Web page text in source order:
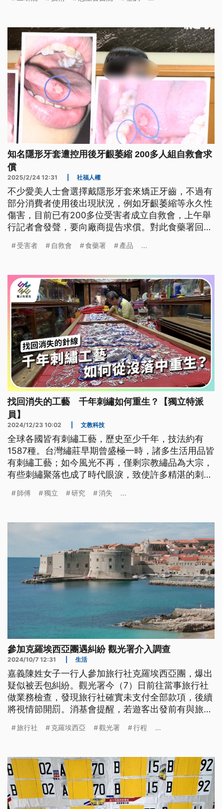
革命的關鍵。
知名隱形牙套遭控用後牙齦萎縮 200多人組自救會求
償
2025/2/24 12:31 社福人權
不少愛美人士會選擇戴隱形牙套來矯正牙齒，不過有
部分消費者使用後出現狀況，例如牙齦萎縮等永久性
傷害，目前已有200多位受害者成立自救會，上午舉
行記者會發聲，要向廠商提告求償。對此食藥署回應
請所轄衛生局協助調查釐清，將依法辦理。
受害者 自救會 食藥署 產品 ...
找回消失的工藝 千年刺繡如何重生？【獨立特派
員】
2024/12/23 10:02 文教科技
全球各國皆有刺繡工藝，歷史至少千年，技法約有
1587種。台灣繡莊早期曾盛極一時，諸多生活用品皆
有刺繡工藝；如今風光不再，僅剩宗教繡品為大宗，
有些刺繡聚落也成了時代眼淚，致使許多精湛的刺繡
升學導向的教育思維，以及當代民眾有無領略到刺繡
師傅 獨立 研究 消失 ...
參加克羅埃西亞團遇糾紛 觀光署介入調查
2024/10/7 12:31 生活
嘉義陳姓女子一行人參加旅行社克羅埃西亞團，爆出
疑似被丟包糾紛。觀光署今（7）日前往當事旅行社
做業務檢查，發現旅行社確實未支付全部款項，後續
將視情節開罰。消基會提醒，若遊客出發前有與旅行
以保存單據後回台求償。
旅行社 克羅埃西亞 觀光署 行程 ...